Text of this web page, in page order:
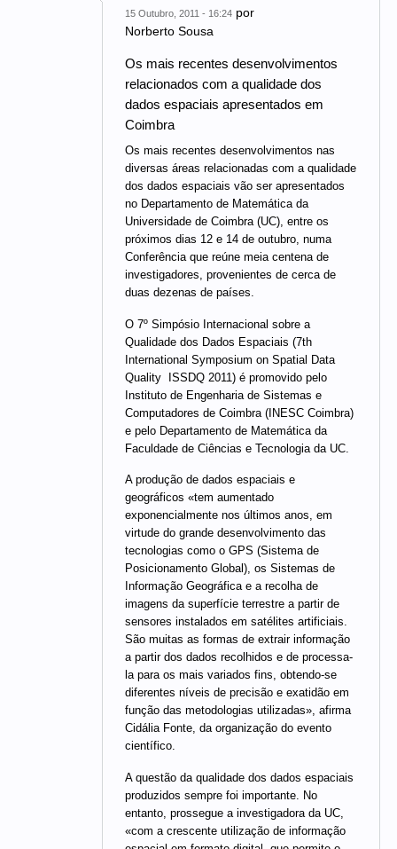
15 Outubro, 2011 - 16:24 por
Norberto Sousa
Os mais recentes desenvolvimentos
relacionados com a qualidade dos
dados espaciais apresentados em
Coimbra
Os mais recentes desenvolvimentos nas
diversas áreas relacionadas com a qualidade
dos dados espaciais vão ser apresentados
no Departamento de Matemática da
Universidade de Coimbra (UC), entre os
próximos dias 12 e 14 de outubro, numa
Conferência que reúne meia centena de
investigadores, provenientes de cerca de
duas dezenas de países.
O 7º Simpósio Internacional sobre a
Qualidade dos Dados Espaciais (7th
International Symposium on Spatial Data
Quality  ISSDQ 2011) é promovido pelo
Instituto de Engenharia de Sistemas e
Computadores de Coimbra (INESC Coimbra)
e pelo Departamento de Matemática da
Faculdade de Ciências e Tecnologia da UC.
A produção de dados espaciais e
geográficos «tem aumentado
exponencialmente nos últimos anos, em
virtude do grande desenvolvimento das
tecnologias como o GPS (Sistema de
Posicionamento Global), os Sistemas de
Informação Geográfica e a recolha de
imagens da superfície terrestre a partir de
sensores instalados em satélites artificiais.
São muitas as formas de extrair informação
a partir dos dados recolhidos e de processa-
la para os mais variados fins, obtendo-se
diferentes níveis de precisão e exatidão em
função das metodologias utilizadas», afirma
Cidália Fonte, da organização do evento
científico.
A questão da qualidade dos dados espaciais
produzidos sempre foi importante. No
entanto, prossegue a investigadora da UC,
«com a crescente utilização de informação